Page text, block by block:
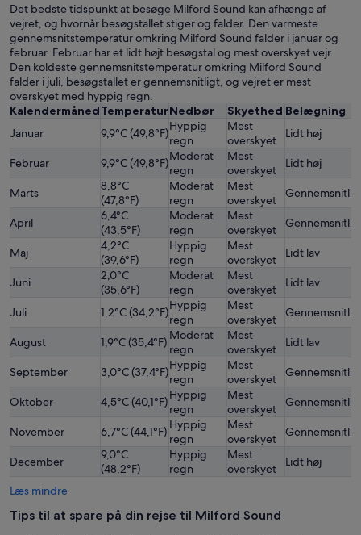
Det bedste tidspunkt at besøge Milford Sound kan afhænge af
vejret, og hvornår besøgstallet stiger og falder. Den varmeste
gennemsnitstemperatur omkring Milford Sound falder i januar og
februar. Februar har et lidt højt besøgstal og mest overskyet vejr.
Den koldeste gennemsnitstemperatur omkring Milford Sound
falder i juli, besøgstallet er gennemsnitligt, og vejret er mest
overskyet med hyppig regn.
KalendermånedTemperaturNedbør Skyethed Belægning
Januar
9,9°C (49,8°F)Hyppig
regn
Mest
overskyet
Lidt høj
Februar 9,9°C (49,8°F)Moderat
regn
Mest
overskyet
Lidt høj
Marts
8,8°C
(47,8°F)
Moderat
regn
Mest
overskyet
Gennemsnitlig
April
6,4°C
(43,5°F)
Moderat
regn
Mest
overskyet
Gennemsnitlig
Maj
4,2°C
(39,6°F)
Hyppig
regn
Mest
overskyet
Lidt lav
Juni
2,0°C
(35,6°F)
Moderat
regn
Mest
overskyet
Lidt lav
Juli 1,2°C (34,2°F)Hyppig
regn
Mest
overskyet
Gennemsnitlig
August 1,9°C (35,4°F) Moderat
regn
Mest
overskyet
Lidt lav
September 3,0°C (37,4°F)Hyppig
regn
Mest
overskyet
Gennemsnitlig
Oktober 4,5°C (40,1°F)Hyppig
regn
Mest
overskyet
Gennemsnitlig
November 6,7°C (44,1°F) Hyppig
regn
Mest
overskyet
Gennemsnitlig
December
9,0°C
(48,2°F)
Hyppig
regn
Mest
overskyet
Lidt høj
Læs mindre
Tips til at spare på din rejse til Milford Sound